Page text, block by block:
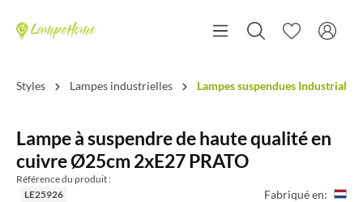
Styles Lampes industrielles Lampes suspendues Industrial
Lampe à suspendre de haute qualité en
cuivre Ø25cm 2xE27 PRATO
Référence du produit :
LE25926
Fabriqué en: